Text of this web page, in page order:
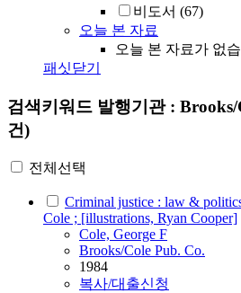
비도서 (67)
오늘 본 자료
오늘 본 자료가 없
패싯닫기
검색키워드 발행기관 : Brooks/
건)
전체선택
Criminal justice : law &
Cole ; [illustrations, Ryan Cooper]
Cole, George F
Brooks/Cole Pub. Co.
1984
복사/대출신청